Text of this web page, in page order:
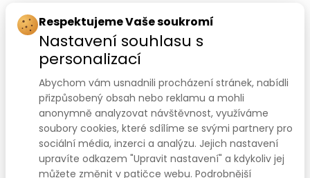
Rychlý kontakt:
SANOMED, spol. s r.o.
Palackého třída 240/75
612 00 Brno-Královo Pole
Prodejna:+420 541 422 911,+420 541 422 912
e-mail:prodejna@sanomed.cz
Respektujeme Vaše soukromí
Nastavení souhlasu s
personalizací
Abychom vám usnadnili procházení stránek, nabídli
přizpůsobený obsah nebo reklamu a mohli
anonymně analyzovat návštěvnost, využíváme
soubory cookies, které sdílíme se svými partnery pro
sociální média, inzerci a analýzu. Jejich nastavení
upravíte odkazem "Upravit nastavení" a kdykoliv jej
můžete změnit v patičce webu. Podrobnější